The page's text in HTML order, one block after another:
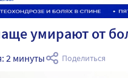
умирают от
2 минуты Поделиться